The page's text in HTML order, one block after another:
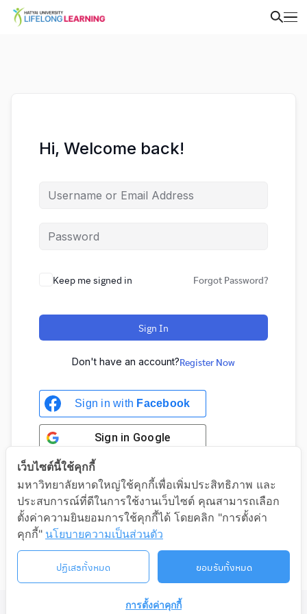
Hi, Welcome back!
Keep me signed in Forgot Password?
Sign In
Don't have an account?Register Now
Sign in with Facebook
Sign in Google
Sign in with Google
©2026 LIFELONG.HU.AC.TH. ALL RIGHTS RESERVED.
เว็บไซต์นี้ใช้คุกกี้
มหาวิทยาลัยหาดใหญ่ใช้คุกกี้เพื่อเพิ่มประสิทธิภาพ และ
ประสบการณ์ที่ดีในการใช้งานเว็บไซต์ คุณสามารถเลือก
ตั้งค่าความยินยอมการใช้คุกกี้ได้ โดยคลิก "การตั้งค่า
คุกกี้" นโยบายความเป็นส่วนตัว
ปฏิเสธทั้งหมด ยอมรับทั้งหมด
การตั้งค่าคุกกี้